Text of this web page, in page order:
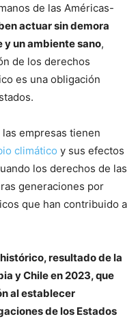
de las Américas-
actuar sin demora
un ambiente sano,
de los derechos
es una obligación
empresas tienen
climático y sus efectos
los derechos de las
generaciones por
que han contribuido a
resultado de la
y Chile en 2023, que
al establecer
de los Estados